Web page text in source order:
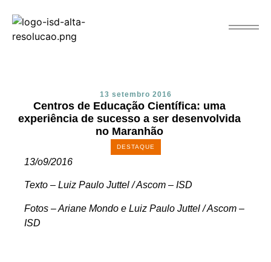
13 setembro 2016
Centros de Educação Científica: uma
experiência de sucesso a ser desenvolvida
no Maranhão
DESTAQUE
13/o9/2016
Texto – Luiz Paulo Juttel / Ascom – ISD
Fotos – Ariane Mondo e Luiz Paulo Juttel / Ascom –
ISD